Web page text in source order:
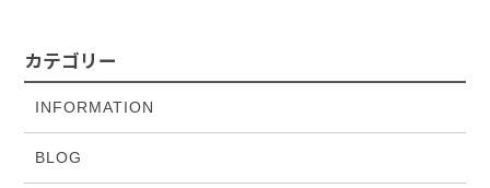
カテゴリー
INFORMATION
BLOG